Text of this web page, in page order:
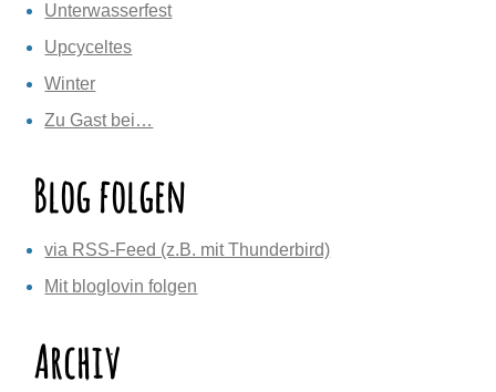
Unterwasserfest
Upcyceltes
Winter
Zu Gast bei…
Blog folgen
via RSS-Feed (z.B. mit Thunderbird)
Mit bloglovin folgen
Archiv